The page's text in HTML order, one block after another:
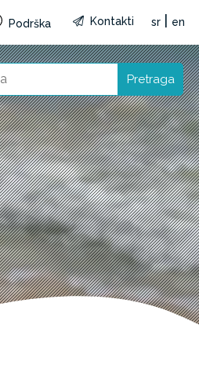
Podrška Kontakti sr en
Pretraga